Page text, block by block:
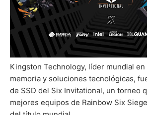
Kingston Technology, líder mundial
memoria y soluciones tecnológicas,
de SSD del Six Invitational, un torneo
mejores equipos de Rainbow Six